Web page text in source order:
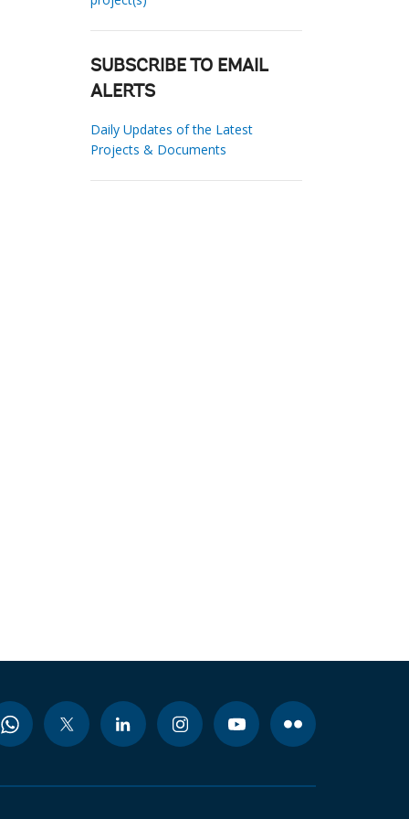
SUBSCRIBE TO EMAIL
ALERTS
Daily Updates of the Latest
Projects & Documents